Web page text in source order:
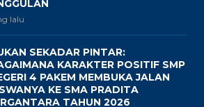
lalu
SEKADAR PINTAR:
KARAKTER POSITIF SMP
4 PAKEM MEMBUKA JALAN
KE SMA PRADITA
TAHUN 2026